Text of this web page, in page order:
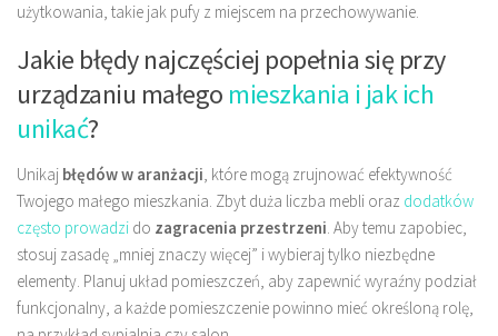
użytkowania, takie jak pufy z miejscem na przechowywanie.
Jakie błędy najczęściej popełnia się przy
urządzaniu małego mieszkania i jak ich
unikać?
Unikaj błędów w aranżacji, które mogą zrujnować efektywność
Twojego małego mieszkania. Zbyt duża liczba mebli oraz dodatków
często prowadzi do zagracenia przestrzeni. Aby temu zapobiec,
stosuj zasadę „mniej znaczy więcej” i wybieraj tylko niezbędne
elementy. Planuj układ pomieszczeń, aby zapewnić wyraźny podział
funkcjonalny, a każde pomieszczenie powinno mieć określoną rolę,